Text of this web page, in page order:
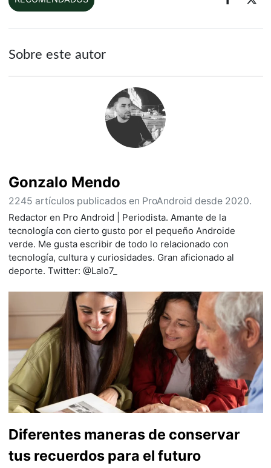
Sobre este autor
Gonzalo Mendo
2245 artículos publicados en ProAndroid desde 2020.
Redactor en Pro Android | Periodista. Amante de la
tecnología con cierto gusto por el pequeño Androide
verde. Me gusta escribir de todo lo relacionado con
tecnología, cultura y curiosidades. Gran aficionado al
deporte. Twitter: @Lalo7_
Diferentes maneras de conservar
tus recuerdos para el futuro